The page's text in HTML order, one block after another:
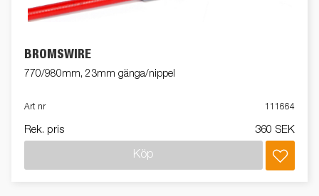
BROMSWIRE
770/980mm, 23mm gänga/nippel
Art nr 111664
Rek. pris 360 SEK
Köp